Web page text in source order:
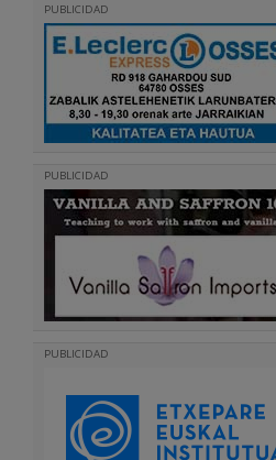
PUBLICIDAD
PUBLICIDAD
PUBLICIDAD